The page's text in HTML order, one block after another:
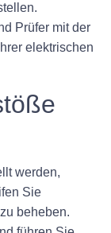
Prüfer mit der
elektrischen
werden,
Sie
beheben.